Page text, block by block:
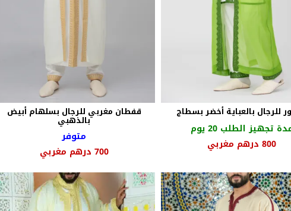
للرجال بالعباية أخضر بسطاج
تجهيز الطلب 20 يوم
السعر
هو:
950 درهم
مغربي.
800 درهم مغربيالسعر
هو:
800 درهم
مغربي.
قفطان مغربي للرجال بسلهام أبيض
بالذهبي
متوفر
السعر
هو:
850 درهم
مغربي.
700 درهم مغربي
هو:
700 درهم
مغربي.